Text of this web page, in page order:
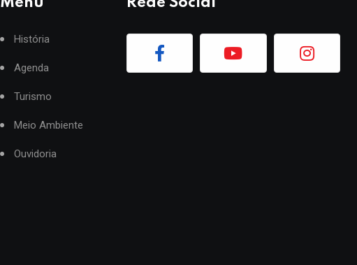
História
Agenda
Turismo
Meio Ambiente
Ouvidoria